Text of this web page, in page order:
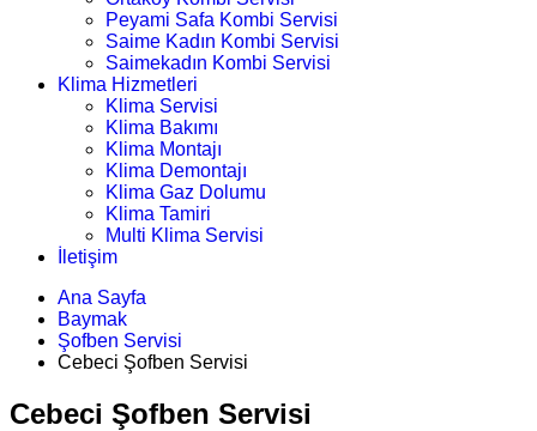
Peyami Safa Kombi Servisi
Saime Kadın Kombi Servisi
Saimekadın Kombi Servisi
Klima Hizmetleri
Klima Servisi
Klima Bakımı
Klima Montajı
Klima Demontajı
Klima Gaz Dolumu
Klima Tamiri
Multi Klima Servisi
İletişim
Ana Sayfa
Baymak
Şofben Servisi
Cebeci Şofben Servisi
Cebeci Şofben Servisi